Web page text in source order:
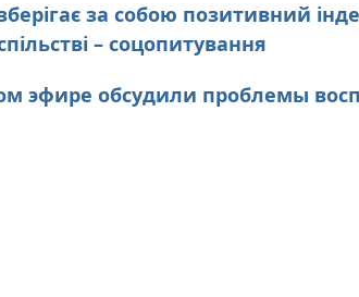
за собою позитивний
– соцопитування
эфире обсудили проблемы